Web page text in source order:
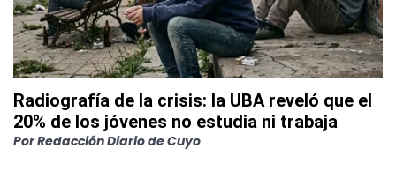
Radiografía de la crisis: la UBA reveló que el
20% de los jóvenes no estudia ni trabaja
PorRedacción Diario de Cuyo